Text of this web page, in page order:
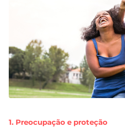
1. Preocupação e proteção